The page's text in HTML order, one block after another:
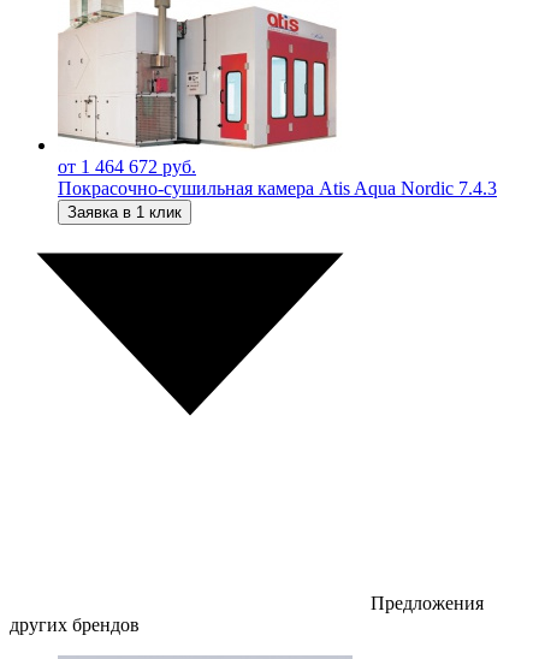
от 1 464 672 руб.
Покрасочно-сушильная камера Atis Aqua Nordic 7.4.3
Заявка в 1 клик
Предложения
других брендов